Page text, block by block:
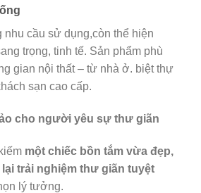
nhu cầu sử dụng,còn thể hiện
trọng, tinh tế. Sản phẩm phù
gian nội thất – từ nhà ở. biệt thự
sạn cao cấp.
cho người yêu sự thư giãn
một chiếc bồn tắm vừa đẹp,
trải nghiệm thư giãn tuyệt
lý tưởng.